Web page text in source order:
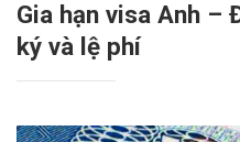
Gia hạn visa Anh –
ký và lệ phí